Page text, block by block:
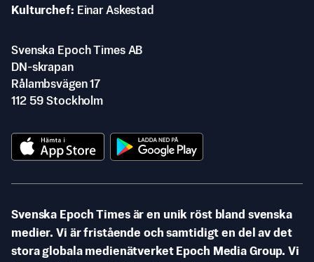
Kulturchef
Einar Askestad
Svenska Epoch Times AB
DN-skrapan
Rålambsvägen 17
112 59 Stockholm
Svenska Epoch Times är en unik röst bland svenska
medier. Vi är fristående och samtidigt en del av det
stora globala medienätverket Epoch Media Group. Vi